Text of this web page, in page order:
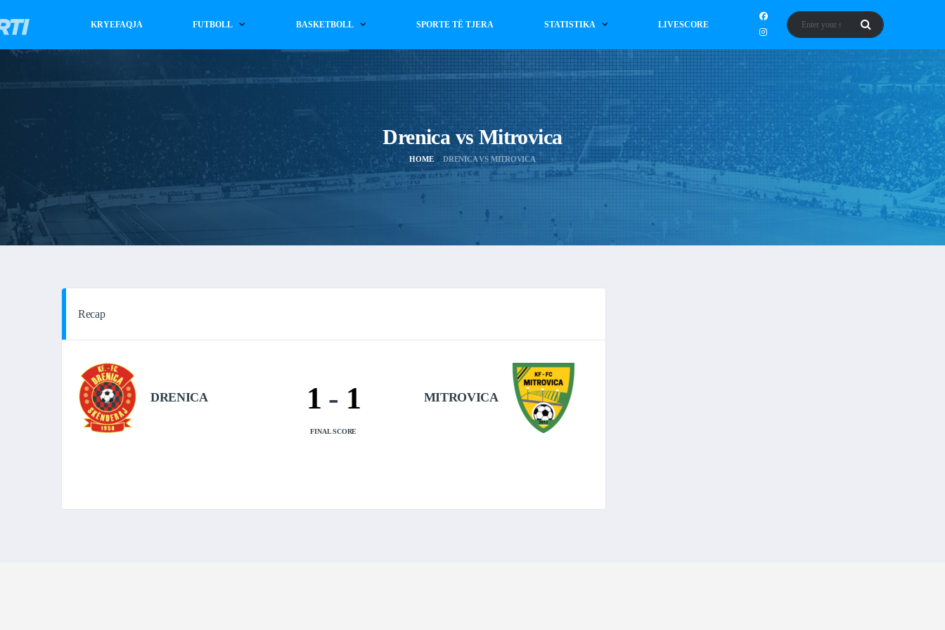
KRYEFAQJA FUTBOLL BASKETBOLL SPORTE TË TJERA STATISTIKA LIVESCORE
Drenica vs Mitrovica
HOME DRENICA VS MITROVICA
Recap
DRENICA MITROVICA
1 - 1
FINAL SCORE